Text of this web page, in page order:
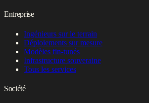
Entreprise
Ingénieurs sur le terrain
Déploiements sur mesure
Modèles fin-tunés
Infrastructure souveraine
Tous les services
Société